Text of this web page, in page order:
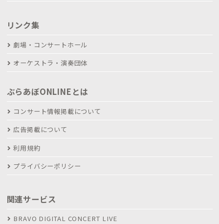
リンク集
劇場・コンサートホール
オーケストラ・演奏団体
ぶらあぼONLINEとは
コンサート情報掲載について
広告掲載について
利用規約
プライバシーポリシー
関連サービス
BRAVO DIGITAL CONCERT LIVE